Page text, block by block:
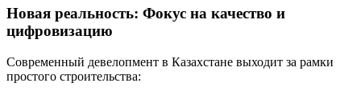
Новая реальность: Фокус на качество и
цифровизацию
Современный девелопмент в Казахстане выходит за рамки
простого строительства: